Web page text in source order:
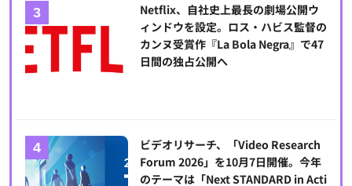
Netflix、自社史上最長の劇場公開ウ
ィンドウを設定。ロス・ハビス監督の
カンヌ受賞作『La Bola Negra』で47
日間の独占公開へ
ビデオリサーチ、「Video Research
Forum 2026」を10月7日開催。今年
のテーマは「Next STANDARD in Acti